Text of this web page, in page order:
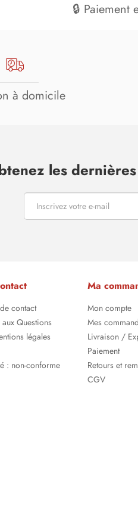
🔒
à domicile
les
contact
Questions
légales
: non-conforme
Ma
Mon compte
Mes
Livraison /
Paiement
Retours et
CGV